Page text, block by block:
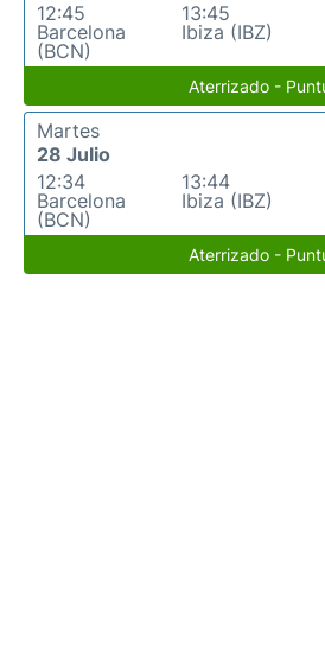
12:45
Barcelona
(BCN)
13:45
Ibiza (IBZ)
Aterrizado -
Martes
28 Julio
12:34
Barcelona
(BCN)
13:44
Ibiza (IBZ)
Aterrizado -